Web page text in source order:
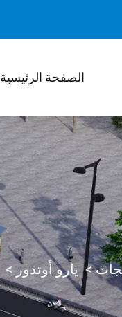
الصفحة الرئيسية
>يارو أوتدور >